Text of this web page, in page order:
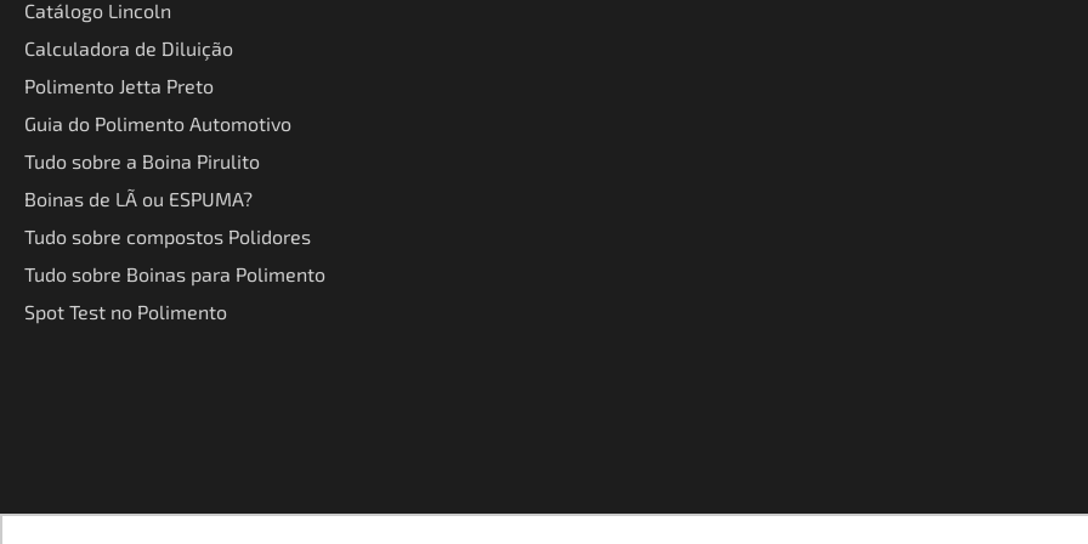
Catálogo Lincoln
Calculadora de Diluição
Polimento Jetta Preto
Guia do Polimento Automotivo
Tudo sobre a Boina Pirulito
Boinas de LÃ ou ESPUMA?
Tudo sobre compostos Polidores
Tudo sobre Boinas para Polimento
Spot Test no Polimento